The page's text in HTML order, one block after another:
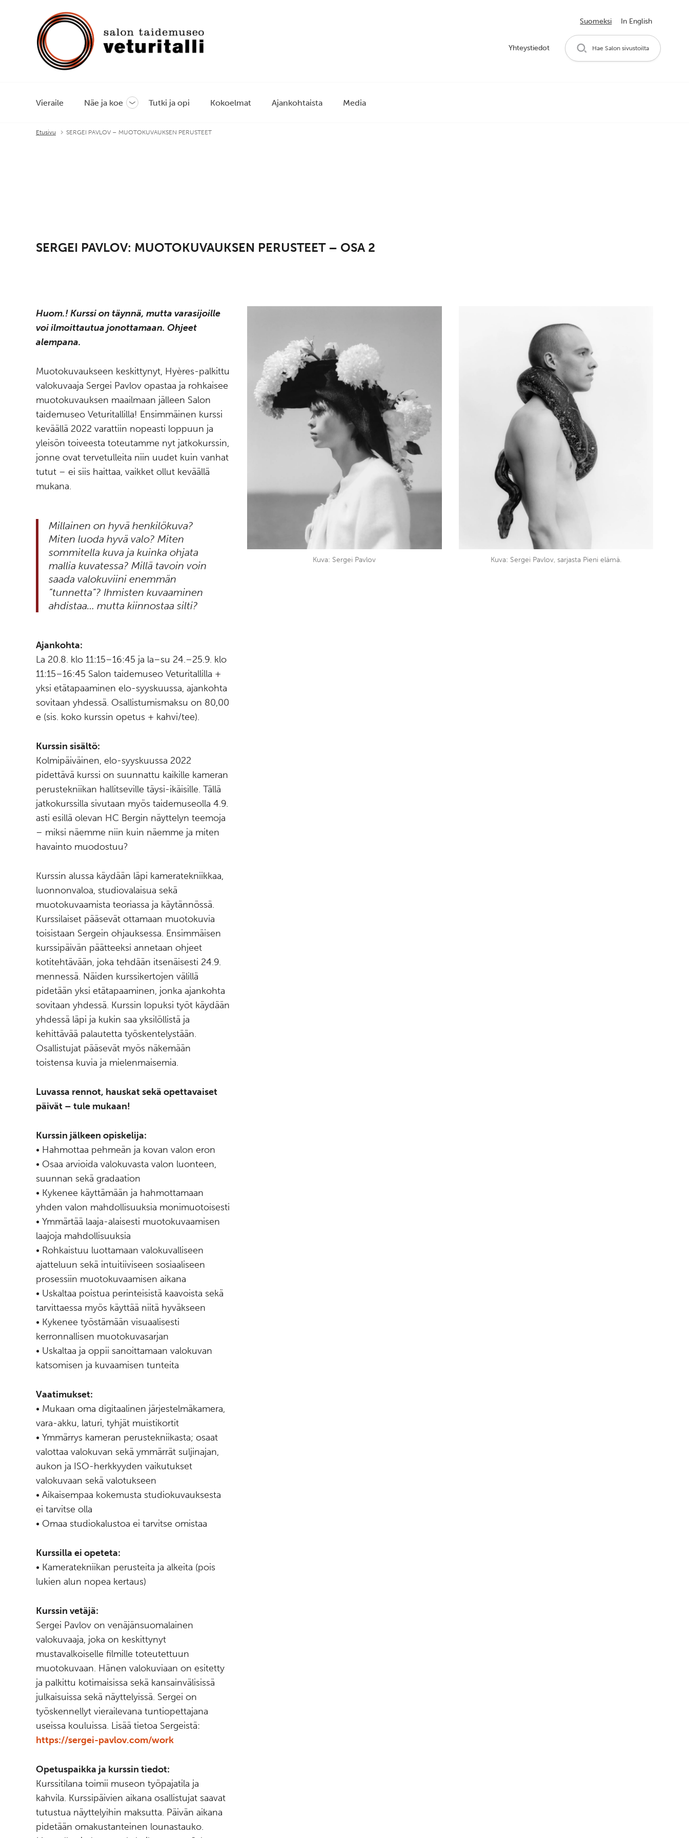
Suomeksi In English
Yhteystiedot Hae Salon sivustoilta
Vieraile Näe ja koe Avaa
sulje
Tutki ja opi Kokoelmat Ajankohtaista Media
Etusivu SERGEI PAVLOV – MUOTOKUVAUKSEN PERUSTEET
SERGEI PAVLOV: MUOTOKUVAUKSEN PERUSTEET – OSA 2
Huom.! Kurssi on täynnä, mutta varasijoille
voi ilmoittautua jonottamaan. Ohjeet
alempana.
Muotokuvaukseen keskittynyt, Hyères-palkittu
valokuvaaja Sergei Pavlov opastaa ja rohkaisee
muotokuvauksen maailmaan jälleen Salon
taidemuseo Veturitallilla! Ensimmäinen kurssi
keväällä 2022 varattiin nopeasti loppuun ja
yleisön toiveesta toteutamme nyt jatkokurssin,
jonne ovat tervetulleita niin uudet kuin vanhat
tutut – ei siis haittaa, vaikket ollut keväällä
mukana.
Millainen on hyvä henkilökuva?
Miten luoda hyvä valo? Miten
sommitella kuva ja kuinka ohjata
mallia kuvatessa? Millä tavoin voin
saada valokuviini enemmän
”tunnetta”? Ihmisten kuvaaminen
ahdistaa… mutta kiinnostaa silti?
Ajankohta:
La 20.8. klo 11:15–16:45 ja la–su 24.–25.9. klo
11:15–16:45 Salon taidemuseo Veturitallilla +
yksi etätapaaminen elo-syyskuussa, ajankohta
sovitaan yhdessä. Osallistumismaksu on 80,00
e (sis. koko kurssin opetus + kahvi/tee).
Kurssin sisältö:
Kolmipäiväinen, elo-syyskuussa 2022
pidettävä kurssi on suunnattu kaikille kameran
perustekniikan hallitseville täysi-ikäisille. Tällä
jatkokurssilla sivutaan myös taidemuseolla 4.9.
asti esillä olevan HC Bergin näyttelyn teemoja
– miksi näemme niin kuin näemme ja miten
havainto muodostuu?
Kurssin alussa käydään läpi kameratekniikkaa,
luonnonvaloa, studiovalaisua sekä
muotokuvaamista teoriassa ja käytännössä.
Kurssilaiset pääsevät ottamaan muotokuvia
toisistaan Sergein ohjauksessa. Ensimmäisen
kurssipäivän päätteeksi annetaan ohjeet
kotitehtävään, joka tehdään itsenäisesti 24.9.
mennessä. Näiden kurssikertojen välillä
pidetään yksi etätapaaminen, jonka ajankohta
sovitaan yhdessä. Kurssin lopuksi työt käydään
yhdessä läpi ja kukin saa yksilöllistä ja
kehittävää palautetta työskentelystään.
Osallistujat pääsevät myös näkemään
toistensa kuvia ja mielenmaisemia.
Luvassa rennot, hauskat sekä opettavaiset
päivät – tule mukaan!
Kurssin jälkeen opiskelija:
• Hahmottaa pehmeän ja kovan valon eron
• Osaa arvioida valokuvasta valon luonteen,
suunnan sekä gradaation
• Kykenee käyttämään ja hahmottamaan
yhden valon mahdollisuuksia monimuotoisesti
• Ymmärtää laaja-alaisesti muotokuvaamisen
laajoja mahdollisuuksia
• Rohkaistuu luottamaan valokuvalliseen
ajatteluun sekä intuitiiviseen sosiaaliseen
prosessiin muotokuvaamisen aikana
• Uskaltaa poistua perinteisistä kaavoista sekä
tarvittaessa myös käyttää niitä hyväkseen
• Kykenee työstämään visuaalisesti
kerronnallisen muotokuvasarjan
• Uskaltaa ja oppii sanoittamaan valokuvan
katsomisen ja kuvaamisen tunteita
Vaatimukset:
• Mukaan oma digitaalinen järjestelmäkamera,
vara-akku, laturi, tyhjät muistikortit
• Ymmärrys kameran perustekniikasta; osaat
valottaa valokuvan sekä ymmärrät suljinajan,
aukon ja ISO-herkkyyden vaikutukset
valokuvaan sekä valotukseen
• Aikaisempaa kokemusta studiokuvauksesta
ei tarvitse olla
• Omaa studiokalustoa ei tarvitse omistaa
Kurssilla ei opeteta:
• Kameratekniikan perusteita ja alkeita (pois
lukien alun nopea kertaus)
Kurssin vetäjä:
Sergei Pavlov on venäjänsuomalainen
valokuvaaja, joka on keskittynyt
mustavalkoiselle filmille toteutettuun
muotokuvaan. Hänen valokuviaan on esitetty
ja palkittu kotimaisissa sekä kansainvälisissä
julkaisuissa sekä näyttelyissä. Sergei on
työskennellyt vierailevana tuntiopettajana
useissa kouluissa. Lisää tietoa Sergeistä:
https://sergei-pavlov.com/work
Opetuspaikka ja kurssin tiedot:
Kurssitilana toimii museon työpajatila ja
kahvila. Kurssipäivien aikana osallistujat saavat
tutustua näyttelyihin maksutta. Päivän aikana
pidetään omakustanteinen lounastauko.
Kuva: Sergei Pavlov Kuva: Sergei Pavlov, sarjasta Pieni elämä.